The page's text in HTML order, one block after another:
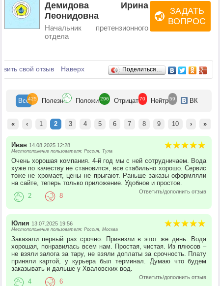
Демидова Ирина
Леонидовна
Начальник претензионного
отдела
ЗАДАТЬ
ВОПРОС
Отзывы
свой отзыв Наверх Поделиться…
Все425 Полезн Положит296 Отрицат 70 Нейтр 59 ВК
« ‹ 1 2 3 4 5 6 7 8 9 10 › »
Иван 14.08.2025 12:28
Местоположение пользователя: Россия, Тула
Очень хорошая компания. 4-й год мы с ней сотрудничаем. Вода
хуже по качеству не становится, все стабильно хорошо. Сервис
тоже не хромает, цены не прыгают. Раньше заказы оформляли
на сайте, теперь только приложение. Удобное и простое.
Ответить/дополнить отзыв
2 8
Юлия 13.07.2025 19:56
Местоположение пользователя: Россия, Москва
Заказали первый раз срочно. Привезли в этот же день. Вода
хорошая, понравилась всем нам. Простая, чистая. Из плюсов –
не взяли залога за тару, не взяли доплаты за срочность. Плату
приняли картой, у курьера был терминал. Думаю что будем
заказывать и дальше у Хваловских вод.
Ответить/дополнить отзыв
4 6